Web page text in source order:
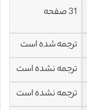
31 صفحه
ترجمه شده است
ترجمه نشده است
ترجمه نشده است